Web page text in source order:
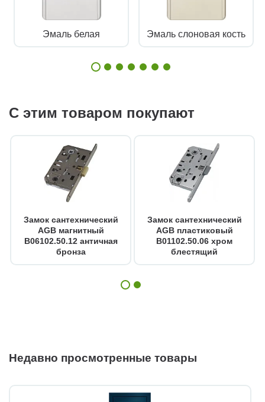
Эмаль белая Эмаль слоновая кость
С этим товаром покупают
Замок сантехнический
AGB магнитный
B06102.50.12 античная
бронза
Замок сантехнический
AGB пластиковый
B01102.50.06 хром
блестящий
Недавно просмотренные товары